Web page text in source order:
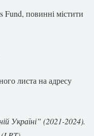
Fund, повинні містити
листа на адресу
Україні” (2021-2024).